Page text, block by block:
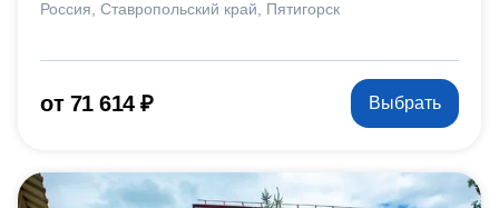
Россия Ставропольский край Пятигорск
от 71 614 ₽ Выбрать